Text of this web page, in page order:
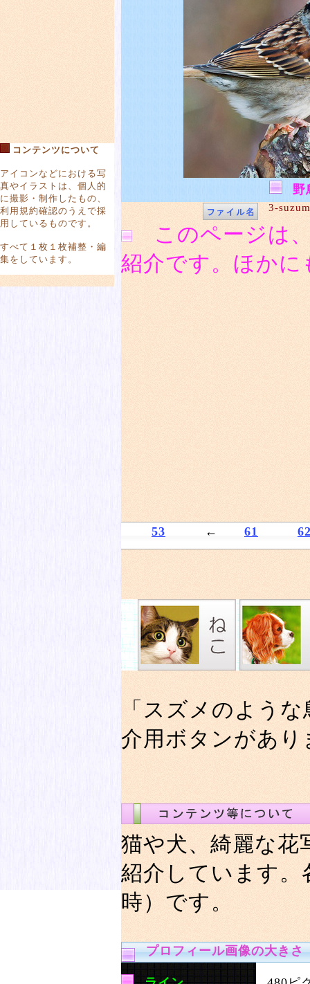
コンテンツについて
アイコンなどにおける写
真やイラストは、個人的
に撮影・制作したもの、
利用規約確認のうえで採
用しているものです。
すべて１枚１枚補整・編
集をしています。
野
3-
このページは
紹介です。ほか
53 ← 61
「スズメのよう
介用ボタンがあ
猫や犬、綺麗な
紹介しています。
時）です。
プロフィール画像の大きさ